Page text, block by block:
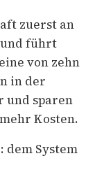
zuerst an
und führt
von zehn
in der
sparen
Kosten.
dem System